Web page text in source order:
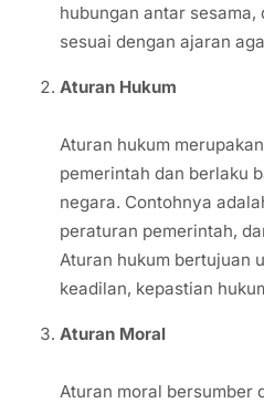
hubungan antar
sesuai dengan ajaran
Aturan Hukum
Aturan hukum
pemerintah dan berlaku
negara. Contohnya
peraturan pemerintah,
Aturan hukum bertujuan
keadilan, kepastian
Aturan Moral
Aturan moral bersumber